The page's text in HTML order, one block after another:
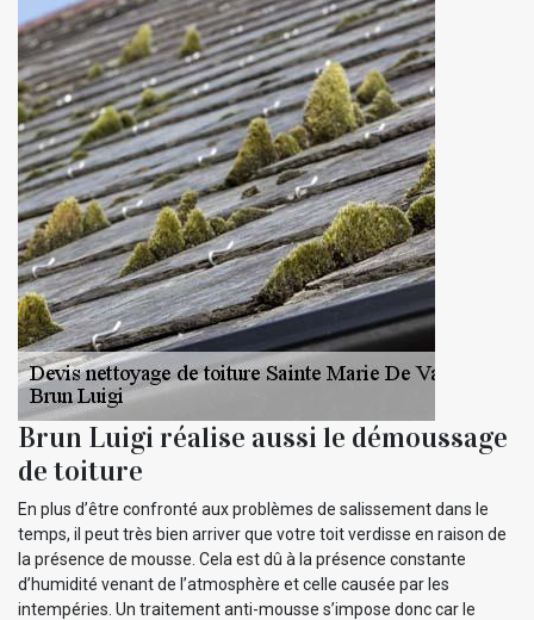
Brun Luigi réalise aussi le démoussage
de toiture
En plus d’être confronté aux problèmes de salissement dans le
temps, il peut très bien arriver que votre toit verdisse en raison de
la présence de mousse. Cela est dû à la présence constante
d’humidité venant de l’atmosphère et celle causée par les
intempéries. Un traitement anti-mousse s’impose donc car le